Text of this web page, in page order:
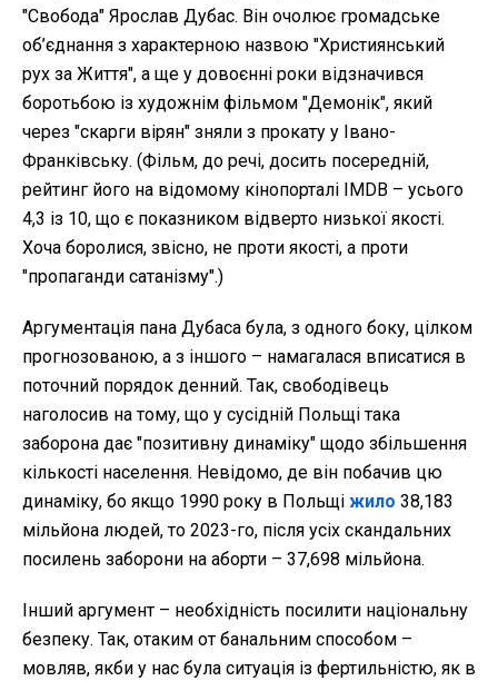
"Свобода" Ярослав Дубас. Він очолює громадське
об’єднання з характерною назвою "Християнський
рух за Життя", а ще у довоєнні роки відзначився
боротьбою із художнім фільмом "Демонік", який
через "скарги вірян" зняли з прокату у Івано-
Франківську. (Фільм, до речі, досить посередній,
рейтинг його на відомому кінопорталі IMDB – усього
4,3 із 10, що є показником відверто низької якості.
Хоча боролися, звісно, не проти якості, а проти
"пропаганди сатанізму".)
Аргументація пана Дубаса була, з одного боку, цілком
прогнозованою, а з іншого – намагалася вписатися в
поточний порядок денний. Так, свободівець
наголосив на тому, що у сусідній Польщі така
заборона дає "позитивну динаміку" щодо збільшення
кількості населення. Невідомо, де він побачив цю
динаміку, бо якщо 1990 року в Польщі жило 38,183
мільйона людей, то 2023-го, після усіх скандальних
посилень заборони на аборти – 37,698 мільйона.
Інший аргумент – необхідність посилити національну
безпеку. Так, отаким от банальним способом –
мовляв, якби у нас була ситуація із фертильністю, як в